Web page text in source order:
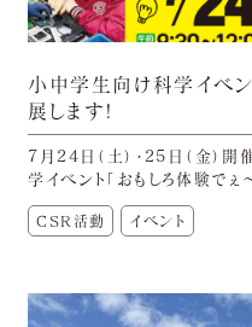
小中学生向け科学イベン
展します!
7月24日（土）・25日（金）開
学イベント「おもしろ体験でぇ
CSR活動 イベント